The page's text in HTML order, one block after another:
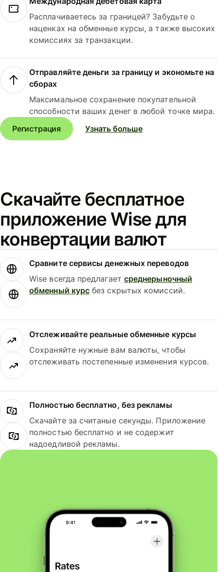
Расплачиваетесь за границей? Забудьте о
наценках на обменные курсы, а также высоких
комиссиях за транзакции.
Отправляйте деньги за границу и экономьте на
сборах
Максимальное сохранение покупательной
способности ваших денег в любой точке мира.
Регистрация
Узнать больше
Скачайте бесплатное
приложение Wise для
конвертации валют
Сравните сервисы денежных переводов
Wise всегда предлагает среднерыночный
обменный курс без скрытых комиссий.
Отслеживайте реальные обменные курсы
Сохраняйте нужные вам валюты, чтобы
отслеживать постепенные изменения курсов.
Полностью бесплатно, без рекламы
Скачайте за считаные секунды. Приложение
полностью бесплатно и не содержит
надоедливой рекламы.